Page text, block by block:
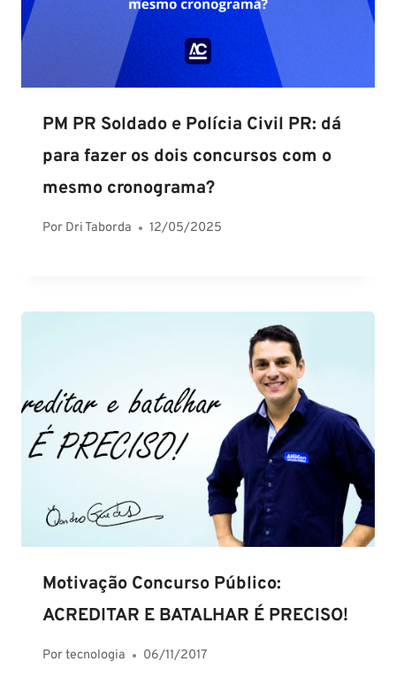
PM PR Soldado e Polícia Civil PR: dá
para fazer os dois concursos com o
mesmo cronograma?
Por Dri Taborda 12/05/2025
Motivação Concurso Público:
ACREDITAR E BATALHAR É PRECISO!
Portecnologia 06/11/2017